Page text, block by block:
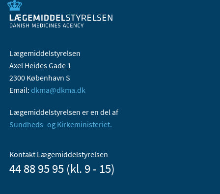
Lægemiddelstyrelsen
Axel Heides Gade 1
2300 København S
Email: dkma@dkma.dk
Lægemiddelstyrelsen er en del af
Sundheds- og Kirkeministeriet.
Kontakt Lægemiddelstyrelsen
44 88 95 95 (kl. 9 - 15)